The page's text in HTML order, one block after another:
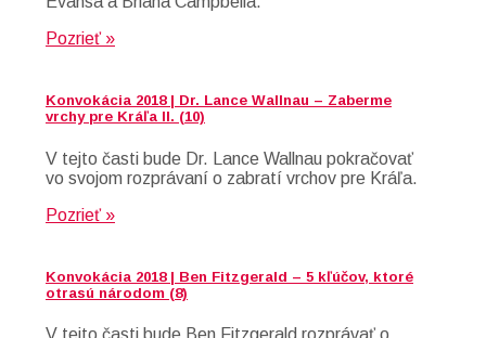
Pozrieť »
Konvokácia 2018 | Dr. Lance Wallnau – Zaberme
vrchy pre Kráľa II. (10)
V tejto časti bude Dr. Lance Wallnau pokračovať
vo svojom rozprávaní o zabratí vrchov pre Kráľa.
Pozrieť »
Konvokácia 2018 | Ben Fitzgerald – 5 kľúčov, ktoré
otrasú národom (8)
V tejto časti bude Ben Fitzgerald rozprávať o